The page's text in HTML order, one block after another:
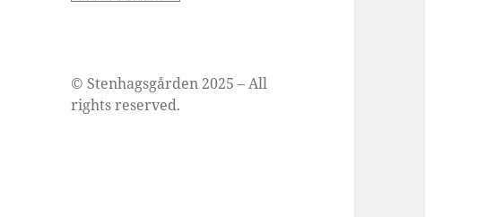
© Stenhagsgården 2025 – All
rights reserved.